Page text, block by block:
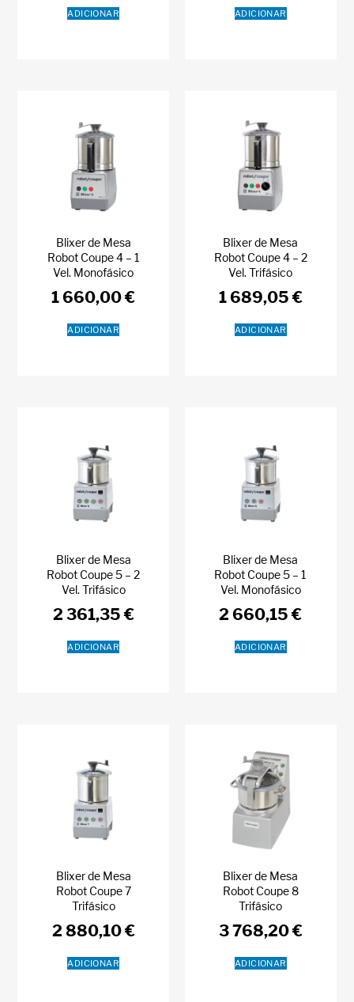
ADICIONAR ADICIONAR
Blixer de Mesa
Robot Coupe 4 – 1
Vel. Monofásico
1 660,00€
ADICIONAR
Blixer de Mesa
Robot Coupe 4 – 2
Vel. Trifásico
1 689,05 €
ADICIONAR
Blixer de Mesa
Robot Coupe 5 – 2
Vel. Trifásico
2 361,35 €
ADICIONAR
Blixer de Mesa
Robot Coupe 5 – 1
Vel. Monofásico
2 660,15€
ADICIONAR
Blixer de Mesa
Robot Coupe 7
Trifásico
2 880,10€
ADICIONAR
Blixer de Mesa
Robot Coupe 8
Trifásico
3 768,20€
ADICIONAR